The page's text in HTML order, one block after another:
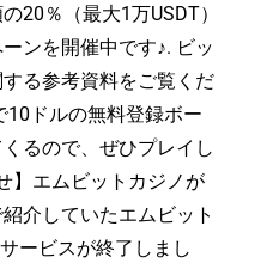
20％（最大1万USDT）
ンを開催中です♪. ビッ
る参考資料をご覧くだ
ドルの無料登録ボー
るので、ぜひプレイし
】エムビットカジノが
介していたエムビット
ービスが終了しまし